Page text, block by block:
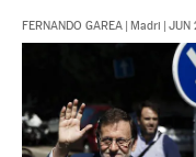
FERNANDO GAREA Madri JUN